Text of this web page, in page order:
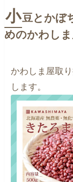
小豆とかぼ
めのかわし
かわしま屋取
します。